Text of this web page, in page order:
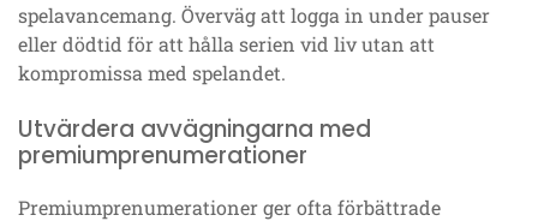
spelavancemang. Överväg att logga in under pauser
eller dödtid för att hålla serien vid liv utan att
kompromissa med spelandet.
Utvärdera avvägningarna med
premiumprenumerationer
Premiumprenumerationer ger ofta förbättrade